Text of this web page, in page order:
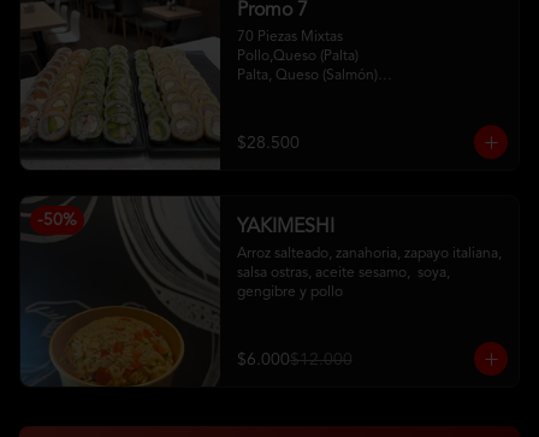
Promo 7
70 Piezas Mixtas
Pollo,Queso (Palta)
Palta, Queso (Salmón)
Kanikama, Queso (Tempura)
Camaron, Queso (Panko)
$28.500
-50% YAKIMESHI
Arroz salteado, zanahoria, zapayo italiana,
salsa ostras, aceite sesamo,  soya,
gengibre y pollo
$6.000$12.000